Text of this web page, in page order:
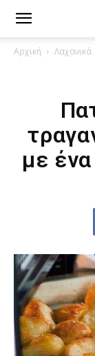
Αρχική Λαχανικά
με